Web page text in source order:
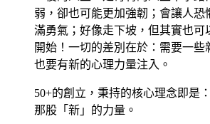
弱，卻也可能更加強韌；會讓人恐
滿勇氣；好像走下坡，但其實也可
開始！一切的差別在於：需要一些
也要有新的心理力量注入。
50+的創立，秉持的核心理念即是
那股「新」的力量。